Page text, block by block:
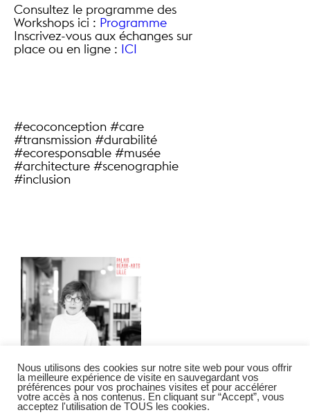
Consultez le programme des
Workshops ici : Programme
Inscrivez-vous aux échanges sur
place ou en ligne : ICI
#ecoconception #care
#transmission #durabilité
#ecoresponsable #musée
#architecture #scenographie
#inclusion
Nous utilisons des cookies sur notre site web pour vous offrir
la meilleure expérience de visite en sauvegardant vos
préférences pour vos prochaines visites et pour accélérer
votre accès à nos contenus. En cliquant sur “Accept”, vous
acceptez l'utilisation de TOUS les cookies.